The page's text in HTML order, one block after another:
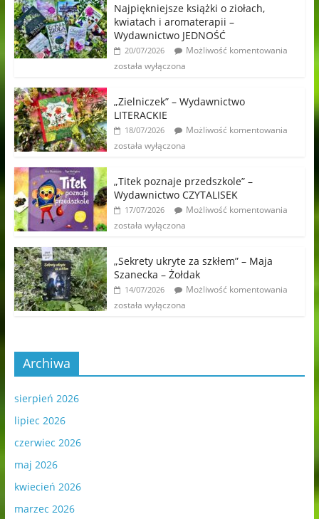
Najpiękniejsze książki o ziołach,
kwiatach i aromaterapii –
Wydawnictwo JEDNOŚĆ
20/07/2026
Możliwość komentowania
została wyłączona
„Zielniczek” – Wydawnictwo
LITERACKIE
18/07/2026
Możliwość komentowania
została wyłączona
„Titek poznaje przedszkole” –
Wydawnictwo CZYTALISEK
17/07/2026
Możliwość komentowania
została wyłączona
„Sekrety ukryte za szkłem” – Maja
Szanecka – Żołdak
14/07/2026
Możliwość komentowania
została wyłączona
Archiwa
sierpień 2026
lipiec 2026
czerwiec 2026
maj 2026
kwiecień 2026
marzec 2026